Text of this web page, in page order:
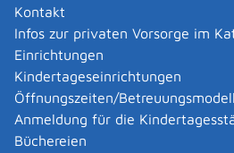
Kontakt
Infos zur privaten Vorsorge im
Einrichtungen
Kindertageseinrichtungen
Öffnungszeiten/
Anmeldung für die
Büchereien
Sie müssen den Jagdschein
haben.
Die Jagdscheine aller
gesamten Bundesgebiet.
Zuständige Stelle